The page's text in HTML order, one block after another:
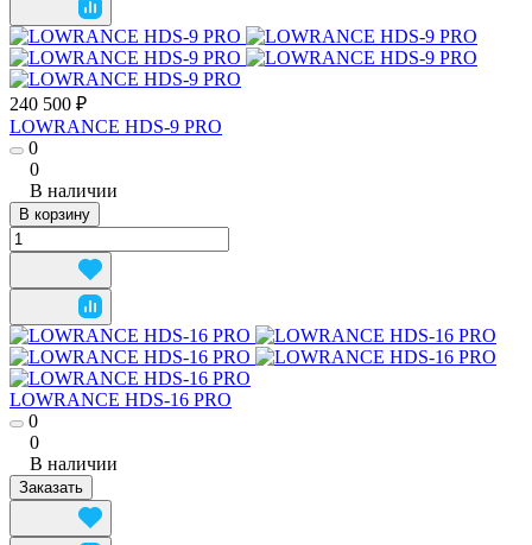
240 500 ₽
LOWRANCE HDS-9 PRO
0
0
В наличии
В корзину
LOWRANCE HDS-16 PRO
0
0
В наличии
Заказать